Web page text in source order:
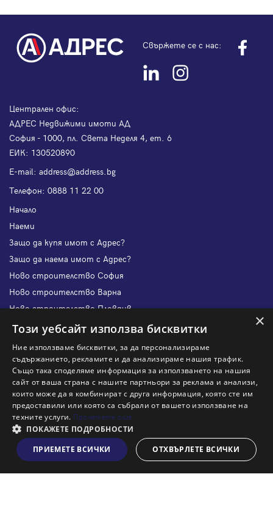
Виж на картата
Свържете се с нас:
Централен офис:
АДРЕС Недвижими имоти АД
София - 1000, пл. Света Неделя 4, ет. 6
ЕИК: 130520890
Е-mail: address@address.bg
Телефон: 0888 11 22 00
Начало
Наеми
Защо да купя имот с Адрес?
Защо да наема имот с Адрес?
Ново строителство София
Ново строителство Варна
Ново строителство Пловдив
Ново строителство Бургас
Защо да отдам имот с Адрес?
Наши офиси
Кариери
Кои сме ние?
Франчайз
Блог
Искаш ли да получаваш актуална информация за пазара
на недвижими имоти?
×
Този уебсайт използва бисквитки
Ние използваме бисквитки, за да персонализираме
съдържанието, рекламите и да анализираме нашия трафик.
Също така споделяме информация за използването на нашия
сайт от ваша страна с нашите партньори за реклама и анализи,
които може да я комбинират с друга информация, която сте им
предоставили или която са събрали от вашето използване на
техните услуги. Прочетете още
ПОКАЖЕТЕ ПОДРОБНОСТИ
ПРИЕМЕТЕ ВСИЧКИ
ОТХВЪРЛЕТЕ ВСИЧКИ